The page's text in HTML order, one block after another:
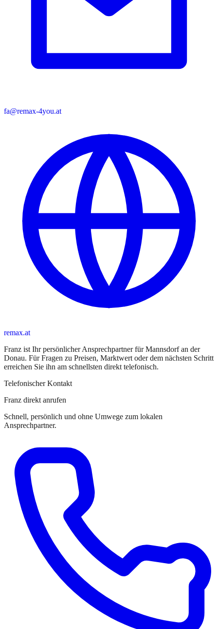
fa@remax-4you.at
remax.at
Franz ist Ihr persönlicher Ansprechpartnerfür Mannsdorf an der
Donau. Für Fragen zu Preisen, Marktwert oder dem nächsten Schritt
erreichen Sie ihn am schnellsten direkt telefonisch.
Telefonischer Kontakt
Franz direkt anrufen
Schnell, persönlich und ohne Umwege zum lokalen
Ansprechpartner.